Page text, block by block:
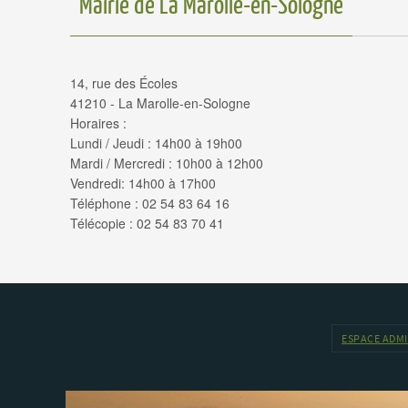
14, rue des Écoles
41210 - La Marolle-en-Sologne
Horaires :
Lundi / Jeudi : 14h00 à 19h00
Mardi / Mercredi : 10h00 à 12h00
Vendredi: 14h00 à 17h00
Téléphone : 02 54 83 64 16
Télécopie : 02 54 83 70 41
ESPACE